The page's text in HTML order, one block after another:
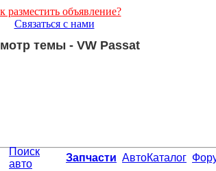
разместить объявление?
Связаться с нами
темы - VW Passat
Поиск
авто
Запчасти АвтоКаталог